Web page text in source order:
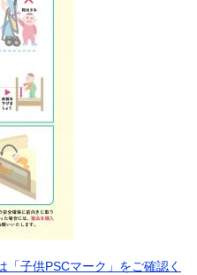
子供PSCマーク」をご確認く